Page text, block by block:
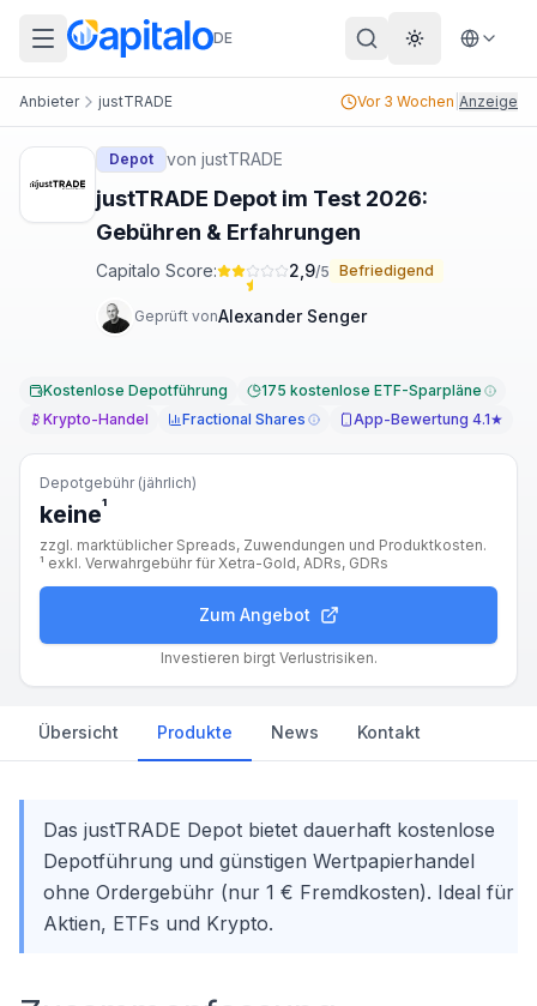
DE Theme
Anbieter justTRADE Vor 3 Wochen Anzeige
Depot von justTRADE
justTRADE Depot im Test 2026:
Gebühren & Erfahrungen
Capitalo Score: 2,9/5 Befriedigend
Geprüft vonAlexander Senger
Kostenlose Depotführung
175 kostenlose ETF-Sparpläne
Krypto-Handel
Fractional Shares App-Bewertung 4.1★
Depotgebühr (jährlich)
keine¹
zzgl. marktüblicher Spreads, Zuwendungen und Produktkosten.
¹ exkl. Verwahrgebühr für Xetra-Gold, ADRs, GDRs
Zum Angebot
Investieren birgt Verlustrisiken.
Übersicht Produkte News Kontakt
Das justTRADE Depot bietet dauerhaft kostenlose
Depotführung und günstigen Wertpapierhandel
ohne Ordergebühr (nur 1 € Fremdkosten). Ideal für
Aktien, ETFs und Krypto.